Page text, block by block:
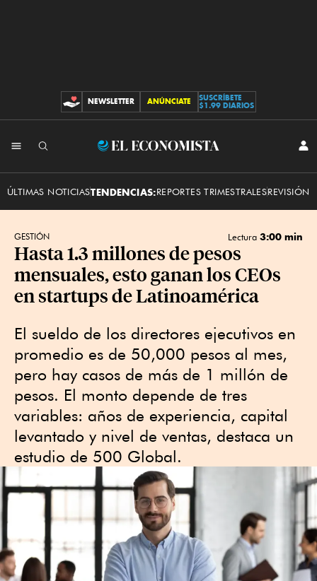
CONTRIBUCIONES
NEWSLETTER ANÚNCIATE
SUSCRÍBETE
$1.99 DIARIOS
El
ÚLTIMAS NOTICIASTENDENCIAS:REPORTES TRIMESTRALESREVISIÓN
GESTIÓN Lectura 3:00 min
Hasta 1.3 millones de pesos
mensuales, esto ganan los CEOs
en startups de Latinoamérica
El sueldo de los directores ejecutivos en
promedio es de 50,000 pesos al mes,
pero hay casos de más de 1 millón de
pesos. El monto depende de tres
variables: años de experiencia, capital
levantado y nivel de ventas, destaca un
estudio de 500 Global.